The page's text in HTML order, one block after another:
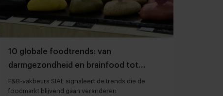
10 globale foodtrends: van
darmgezondheid en brainfood tot
slimmer snacken
F&B-vakbeurs SIAL signaleert de trends die de
foodmarkt blijvend gaan veranderen